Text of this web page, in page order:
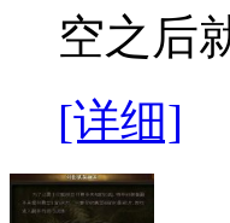
空之后
[详细]